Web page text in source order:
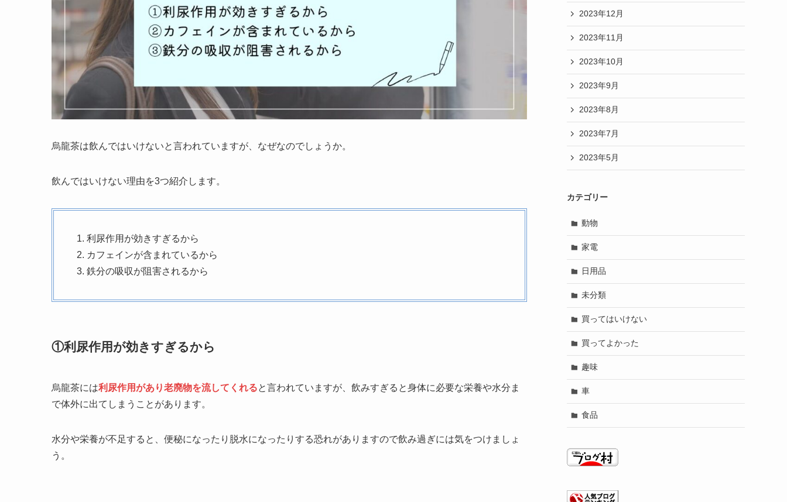
烏龍茶は飲んではいけないと言われていますが、なぜなのでしょうか。
飲んではいけない理由を3つ紹介します。
利尿作用が効きすぎるから
カフェインが含まれているから
鉄分の吸収が阻害されるから
①利尿作用が効きすぎるから
烏龍茶には利尿作用があり老廃物を流してくれると言われていますが、飲みすぎると身体に必要な栄養や水分ま
で体外に出てしまうことがあります。
水分や栄養が不足すると、便秘になったり脱水になったりする恐れがありますので飲み過ぎには気をつけましょ
う。
2023年12月
2023年11月
2023年10月
2023年9月
2023年8月
2023年7月
2023年5月
カテゴリー
動物
家電
日用品
未分類
買ってはいけない
買ってよかった
趣味
車
食品